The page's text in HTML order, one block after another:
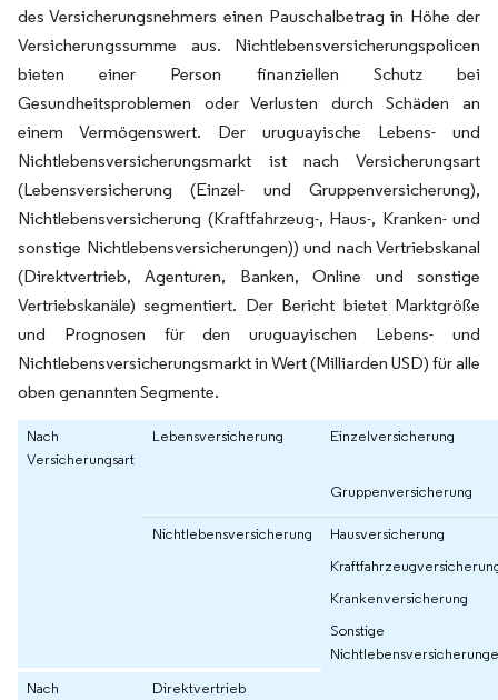
des Versicherungsnehmers einen Pauschalbetrag in Höhe der
Versicherungssumme aus. Nichtlebensversicherungspolicen
bieten einer Person finanziellen Schutz bei
Gesundheitsproblemen oder Verlusten durch Schäden an
einem Vermögenswert. Der uruguayische Lebens- und
Nichtlebensversicherungsmarkt ist nach Versicherungsart
(Lebensversicherung (Einzel- und Gruppenversicherung),
Nichtlebensversicherung (Kraftfahrzeug-, Haus-, Kranken- und
sonstige Nichtlebensversicherungen)) und nach Vertriebskanal
(Direktvertrieb, Agenturen, Banken, Online und sonstige
Vertriebskanäle) segmentiert. Der Bericht bietet Marktgröße
und Prognosen für den uruguayischen Lebens- und
Nichtlebensversicherungsmarkt in Wert (Milliarden USD) für alle
oben genannten Segmente.
Nach
Versicherungsart
Lebensversicherung Einzelversicherung
Gruppenversicherung
Nichtlebensversicherung
Hausversicherung
Krankenversicherung
Sonstige
Nach
Direktvertrieb